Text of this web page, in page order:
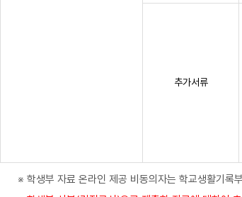
추가서류
※ 학생부 자료 온라인 제공 비동의자는 학교생활기록